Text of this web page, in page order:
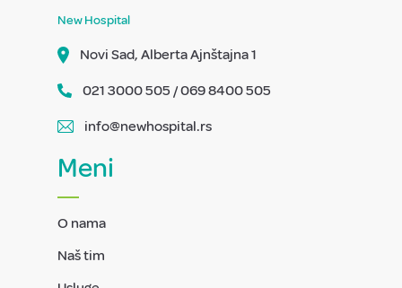
New Hospital
Novi Sad, Alberta Ajnštajna 1
021 3000 505 / 069 8400 505
info@newhospital.rs
Meni
O nama
Naš tim